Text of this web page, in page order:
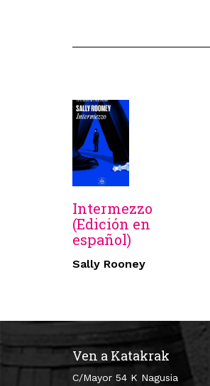
Intermezzo
(Edición en
español)
Sally Rooney
Ven a Katakrak
C/Mayor 54 K Nagusia